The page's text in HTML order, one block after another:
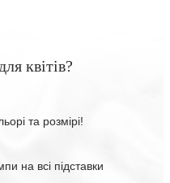
квітів?
та розмірі!
на всі підставки